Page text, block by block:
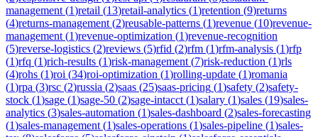
management (1)retail (13)retail-analytics (1)retention (9)returns
(4)returns-management (2)reusable-patterns (1)revenue (10)revenue-
management (1)revenue-optimization (1)revenue-recognition
(5)reverse-logistics (2)reviews (5)rfid (2)rfm (1)rfm-analysis (1)rfp
(1)rfq (1)rich-results (1)risk-management (7)risk-reduction (1)rls
(4)rohs (1)roi (34)roi-optimization (1)rolling-update (1)romania
(1)rpa (3)rsc (2)russia (2)saas (25)saas-pricing (1)safety (2)safety-
stock (1)sage (1)sage-50 (2)sage-intacct (1)salary (1)sales (19)sales-
analytics (3)sales-automation (1)sales-dashboard (2)sales-forecasting
(1)sales-management (1)sales-operations (1)sales-pipeline (1)sales-